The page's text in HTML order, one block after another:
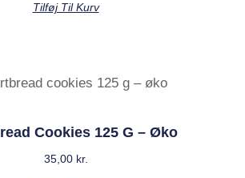
Tilføj Til Kurv
Cookies 125 G – Øko
35,00 kr.